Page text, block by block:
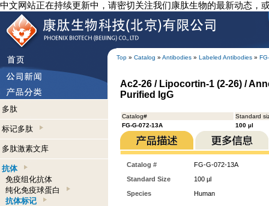
中文网站正在持续更新中，请密切关注我们康肽生物的最新动态，
Top » Catalog » Antibodies » Labeled Antibodies »
多肽
标记多肽
多肽激素文库
抗体
免疫组化抗体
纯化免疫球蛋白
抗体标记
Ac2-26 / Lipocortin-1 (2-26) /
Purified IgG
Catalog#
Standard
FG-G-072-13A
100 µl
Catalog #
FG-G-072-13A
Standard Size
100 µl
Species
Human